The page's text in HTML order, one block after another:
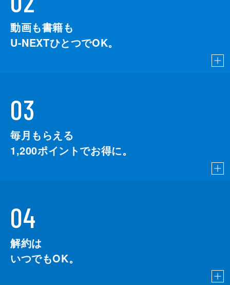
動画も書籍も
U-NEXTひとつでOK。
03
毎月もらえる
1,200ポイントでお得に。
04
解約は
いつでもOK。